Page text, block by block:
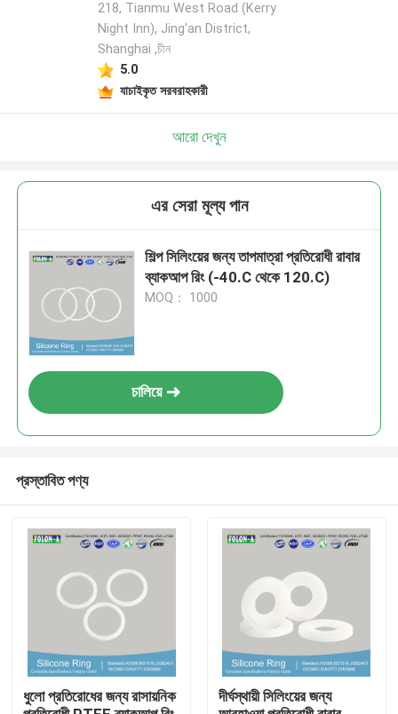
218, Tianmu West Road (Kerry
Night Inn), Jing'an District,
Shanghai ,চীন
5.0
যাচাইকৃত সরবরাহকারী
আরো দেখুন
এর সেরা মূল্য পান
শিল্প সিলিংয়ের জন্য তাপমাত্রা প্রতিরোধী রাবার
ব্যাকআপ রিং (-40.C থেকে 120.C)
MOQ： 1000
চালিয়ে
প্রস্তাবিত পণ্য
ধুলো প্রতিরোধের জন্য রাসায়নিক
দীর্ঘস্থায়ী সিলিংয়ের জন্য